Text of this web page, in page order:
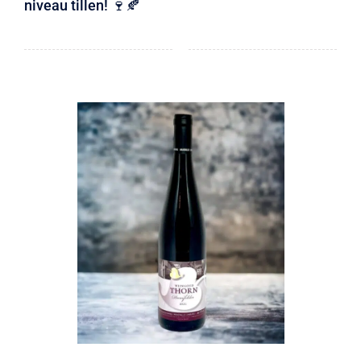
niveau tillen! 🍷🍂